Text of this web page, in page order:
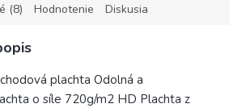
(8) Hodnotenie Diskusia
plachta Odolná a
o síle 720g/m2 HD Plachta z